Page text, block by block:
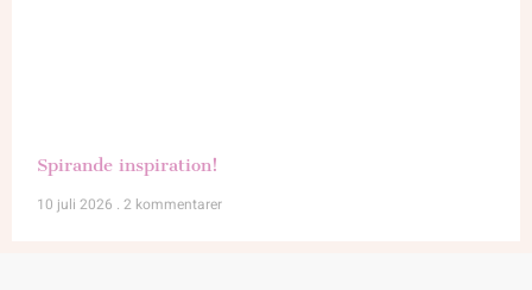
Spirande inspiration!
10 juli 2026 2 kommentarer